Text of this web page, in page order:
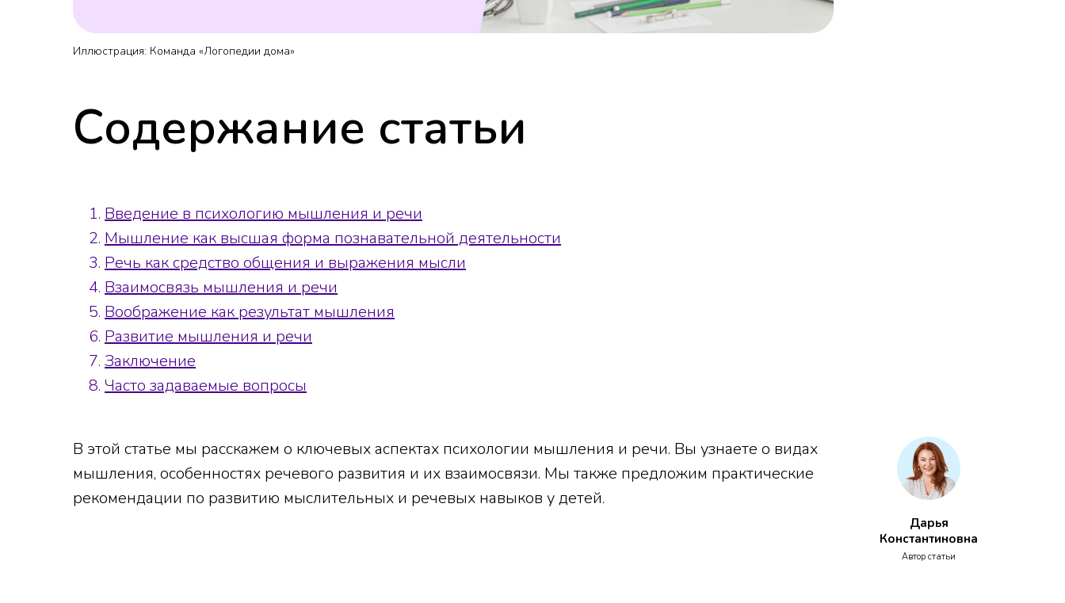
Иллюстрация: Команда «Логопедии дома»
Содержание статьи
Введение в психологию мышления и речи
Мышление как высшая форма познавательной деятельности
Речь как средство общения и выражения мысли
Взаимосвязь мышления и речи
Воображение как результат мышления
Развитие мышления и речи
Заключение
Часто задаваемые вопросы
В этой статье мы расскажем о ключевых аспектах психологии мышления и речи. Вы узнаете о видах
мышления, особенностях речевого развития и их взаимосвязи. Мы также предложим практические
рекомендации по развитию мыслительных и речевых навыков у детей.
Дарья
Константиновна
Автор статьи